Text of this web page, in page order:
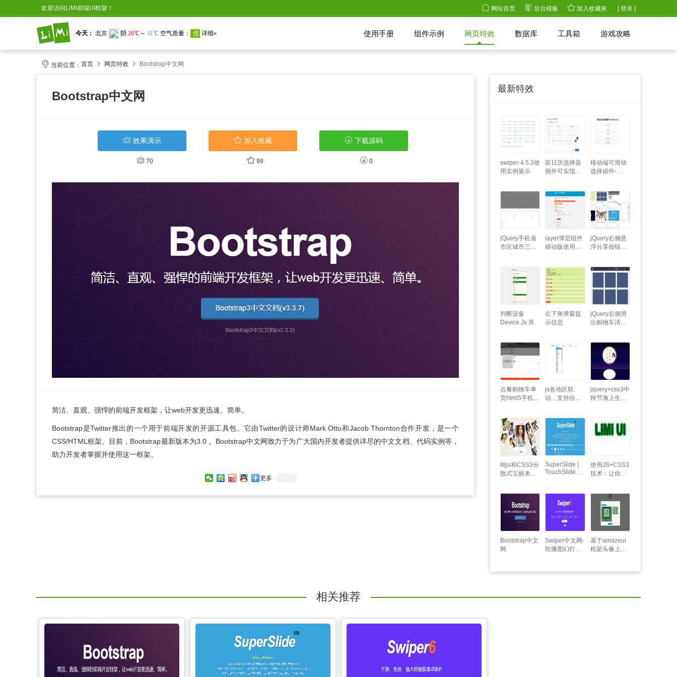
欢迎访问LiMi前端UI框架！ 网站首页 后台模板 加入收藏夹 [ 登录 ]
使用手册 组件示例 网页特效 数据库 工具箱 游戏攻略
当前位置： 首页 网页特效 Bootstrap中文网
Bootstrap中文网
效果演示
70
加入收藏
99
下载源码
0
简洁、直观、强悍的前端开发框架，让web开发更迅速、简单。
Bootstrap是Twitter推出的一个用于前端开发的开源工具包。它由Twitter的设计师Mark Otto和Jacob Thornton合作开发，是一个
CSS/HTML框架。目前，Bootstrap最新版本为3.0 。Bootstrap中文网致力于为广大国内开发者提供详尽的中文文档、代码实例等，
助力开发者掌握并使用这一框架。
更多
最新特效
swiper-4.5.3使
用实例展示
双日历选择器
插件可实现多
移动端可滑动
选择插件-
jQuery手机省
市区城市三级
layer弹层组件
移动版使用教
jQuery右侧悬
浮分享按钮代
判断设备
Device.Js 库
右下角弹窗提
示信息
jQuery右侧滑
出购物车清单
点餐购物车单
页html5手机页
js各地区联
动，支持自定
插件
jquery+css3中
秋节海上生明
纯js和CSS3分
散式宝丽来图
SuperSlide |
TouchSlide 插
使用JS+CSS3
技术：让你的
Bootstrap中文
网
Swiper中文网-
轮播图幻灯片
基于amazeui
框架头像上传
相关推荐